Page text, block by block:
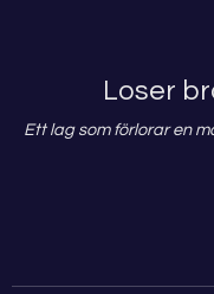
Loser
Ett lag som förlorar en